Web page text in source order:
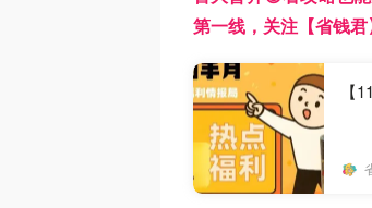
第一线，关注【省钱
【